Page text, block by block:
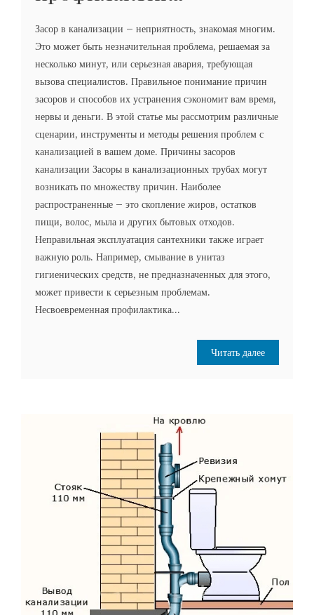
Засор в канализации – неприятность, знакомая многим.
Это может быть незначительная проблема, решаемая за
несколько минут, или серьезная авария, требующая
вызова специалистов. Правильное понимание причин
засоров и способов их устранения сэкономит вам время,
нервы и деньги. В этой статье мы рассмотрим различные
сценарии, инструменты и методы решения проблем с
канализацией в вашем доме. Причины засоров
канализации Засоры в канализационных трубах могут
возникать по множеству причин. Наиболее
распространенные – это скопление жиров, остатков
пищи, волос, мыла и других бытовых отходов.
Неправильная эксплуатация сантехники также играет
важную роль. Например, смывание в унитаз
гигиенических средств, не предназначенных для этого,
может привести к серьезным проблемам.
Несвоевременная профилактика...
Читать далее